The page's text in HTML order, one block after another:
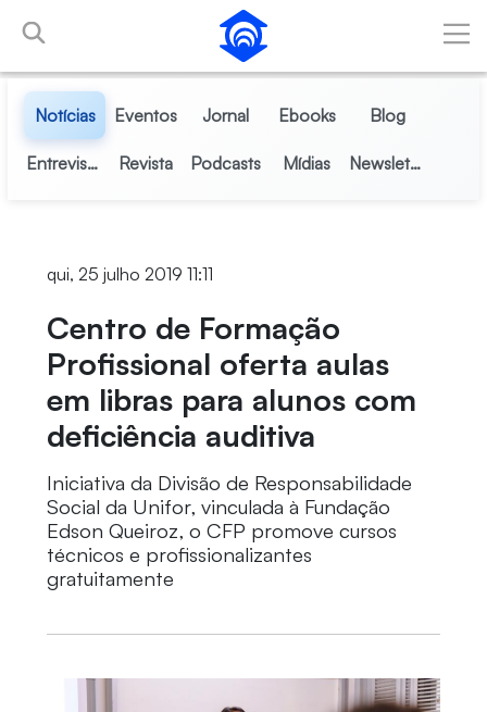
Pular para o Conteúdo principal
Notícias Eventos Jornal Ebooks Blog
Entrevistas Revista Podcasts Mídias Newsletter
qui, 25 julho 2019 11:11
Centro de Formação
Profissional oferta aulas
em libras para alunos com
deficiência auditiva
Iniciativa da Divisão de Responsabilidade
Social da Unifor, vinculada à Fundação
Edson Queiroz, o CFP promove cursos
técnicos e profissionalizantes
gratuitamente